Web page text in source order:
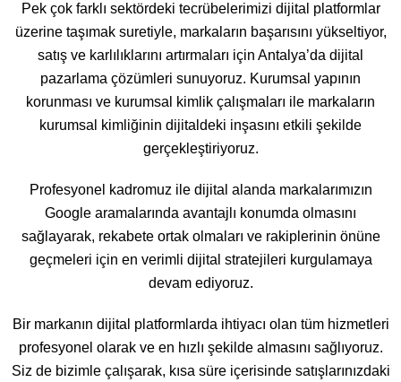
Pek çok farklı sektördeki tecrübelerimizi dijital platformlar
üzerine taşımak suretiyle, markaların başarısını yükseltiyor,
satış ve karlılıklarını artırmaları için Antalya’da dijital
pazarlama çözümleri sunuyoruz. Kurumsal yapının
korunması ve kurumsal kimlik çalışmaları ile markaların
kurumsal kimliğinin dijitaldeki inşasını etkili şekilde
gerçekleştiriyoruz.
Profesyonel kadromuz ile dijital alanda markalarımızın
Google aramalarında avantajlı konumda olmasını
sağlayarak, rekabete ortak olmaları ve rakiplerinin önüne
geçmeleri için en verimli dijital stratejileri kurgulamaya
devam ediyoruz.
Bir markanın dijital platformlarda ihtiyacı olan tüm hizmetleri
profesyonel olarak ve en hızlı şekilde almasını sağlıyoruz.
Siz de bizimle çalışarak, kısa süre içerisinde satışlarınızdaki